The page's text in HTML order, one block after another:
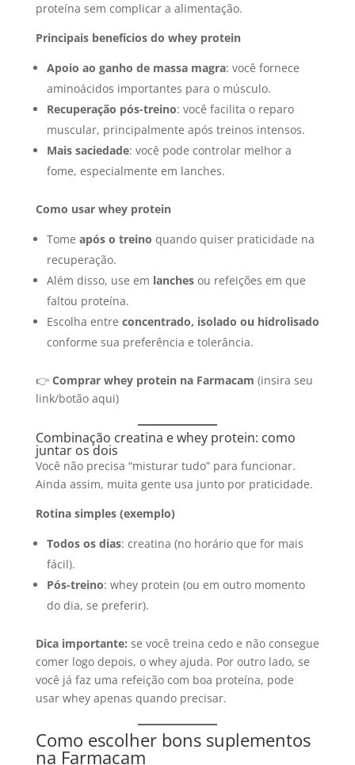
proteína sem complicar a alimentação.
Principais benefícios do whey protein
Apoio ao ganho de massa magra: você fornece
aminoácidos importantes para o músculo.
Recuperação pós-treino: você facilita o reparo
muscular, principalmente após treinos intensos.
Mais saciedade: você pode controlar melhor a
fome, especialmente em lanches.
Como usar whey protein
Tome após o treino quando quiser praticidade na
recuperação.
Além disso, use em lanchesou refeições em que
faltou proteína.
Escolha entre concentrado, isolado ou hidrolisado
conforme sua preferência e tolerância.
👉 Comprar whey protein na Farmacam (insira seu
link/botão aqui)
Combinação creatina e whey protein: como
juntar os dois
Você não precisa “misturar tudo” para funcionar.
Ainda assim, muita gente usa junto por praticidade.
Rotina simples (exemplo)
Todos os dias: creatina (no horário que for mais
fácil).
Pós-treino: whey protein (ou em outro momento
do dia, se preferir).
Dica importante: se você treina cedo e não consegue
comer logo depois, o whey ajuda. Por outro lado, se
você já faz uma refeição com boa proteína, pode
usar whey apenas quando precisar.
Como escolher bons suplementos
na Farmacam